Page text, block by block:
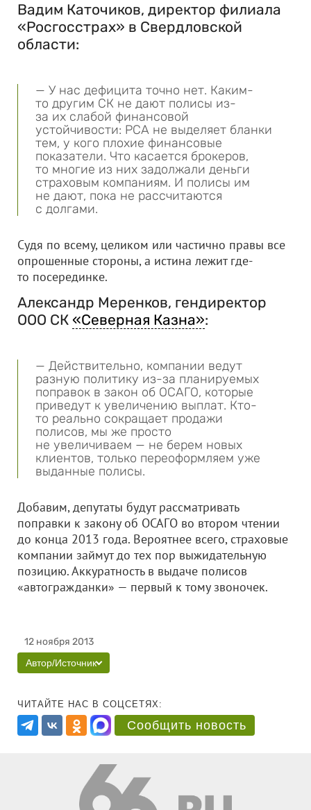
Вадим Каточиков, директор филиала
«Росгосстрах» в Свердловской
области:
— У нас дефицита точно нет. Каким-
то другим СК не дают полисы из-
за их слабой финансовой
устойчивости: РСА не выделяет бланки
тем, у кого плохие финансовые
показатели. Что касается брокеров,
то многие из них задолжали деньги
страховым компаниям. И полисы им
не дают, пока не рассчитаются
с долгами.
Судя по всему, целиком или частично правы все
опрошенные стороны, а истина лежит где-
то посерединке.
Александр Меренков, гендиректор
ООО СК «Северная Казна»:
— Действительно, компании ведут
разную политику из-за планируемых
поправок в закон об ОСАГО, которые
приведут к увеличению выплат. Кто-
то реально сокращает продажи
полисов, мы же просто
не увеличиваем — не берем новых
клиентов, только переоформляем уже
выданные полисы.
Добавим, депутаты будут рассматривать
поправки к закону об ОСАГО во втором чтении
до конца 2013 года. Вероятнее всего, страховые
компании займут до тех пор выжидательную
позицию. Аккуратность в выдаче полисов
«автогражданки» — первый к тому звоночек.
12 ноября 2013
Автор/Источник
ЧИТАЙТЕ НАС В СОЦСЕТЯХ:
Сообщить новость